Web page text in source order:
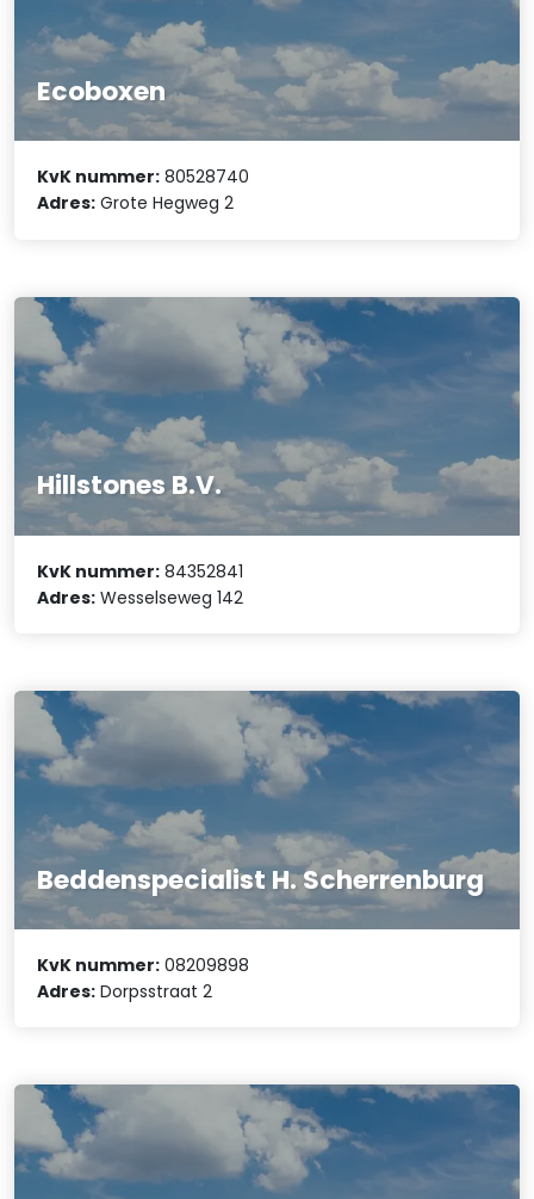
Ecoboxen
KvK nummer: 80528740
Adres: Grote Hegweg 2
Hillstones B.V.
KvK nummer: 84352841
Adres: Wesselseweg 142
Beddenspecialist H. Scherrenburg
KvK nummer: 08209898
Adres: Dorpsstraat 2